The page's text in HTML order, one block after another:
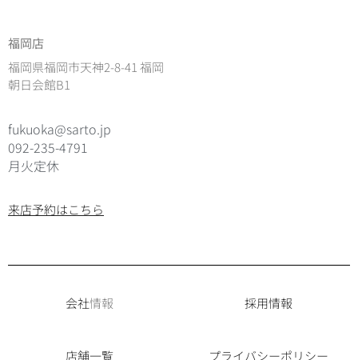
福岡店
福岡県福岡市天神2-8-41 福岡
朝日会館B1
fukuoka@sarto.jp
092-235-4791
月火定休
来店予約はこちら
会社情報 採用情報
店舗一覧 プライバシーポリシー